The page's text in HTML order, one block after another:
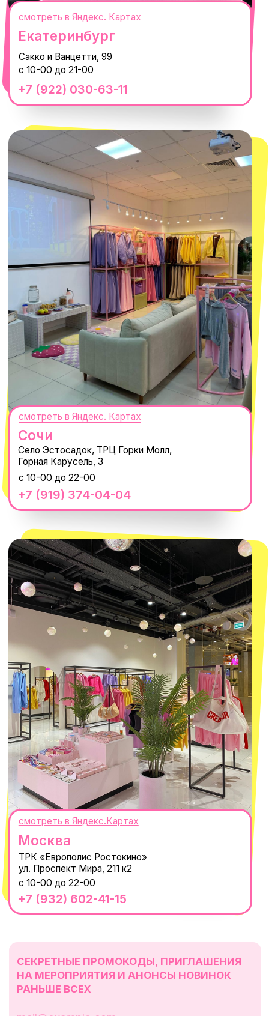
+7 (932) 602-41-15
ТРК «Европолис Ростокино»
ул. Проспект Мира, 211 к2
с 10-00 до 22-00
Москва
смотреть в Яндекс.Картах
ИП Проворный Алексей Алексеевич
ОГРНИП 320665800076581
Telegram
WhatsApp
8 800 550-06-92
macrocosm_store@mail.ru
КОНТАКТЫ
Оплата долями
Обмен и возврат
Доставка и оплата
Вакансии
Реквизиты
Наши путешествия
Новости
Каталог
О КОМПАНИИ
© 2021-2025 Macrocosm ®
Нажимая "Подписаться", вы соглашаетесь с
Политикой обработки
персональных данныхиСогласием на рассылку электронных
сообщений
ПОДПИСАТЬСЯ
СЕКРЕТНЫЕ ПРОМОКОДЫ, ПРИГЛАШЕНИЯ
НА МЕРОПРИЯТИЯ И АНОНСЫ НОВИНОК
@MACROCOSM_STORE
MACROCOSM
300'000+ подписчиков
14'000+ подписчиков в нашем Telegram-канале
Пользовательское соглашение
Политика обработки персональных